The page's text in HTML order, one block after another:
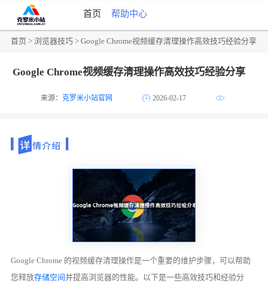
首页 帮助中心
首页 >浏览器技巧 > Google Chrome视频缓存清理操作高效技巧经验分享
Google Chrome视频缓存清理操作高效技巧经验分享
来源：克罗米小站官网 2026-02-17
Google Chrome 的视频缓存清理操作是一个重要的维护步骤，可以帮助
您释放存储空间并提高浏览器的性能。以下是一些高效技巧和经验分